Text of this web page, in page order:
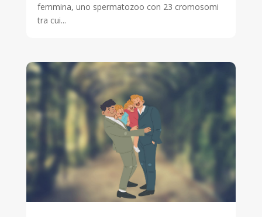
femmina, uno spermatozoo con 23 cromosomi
tra cui...